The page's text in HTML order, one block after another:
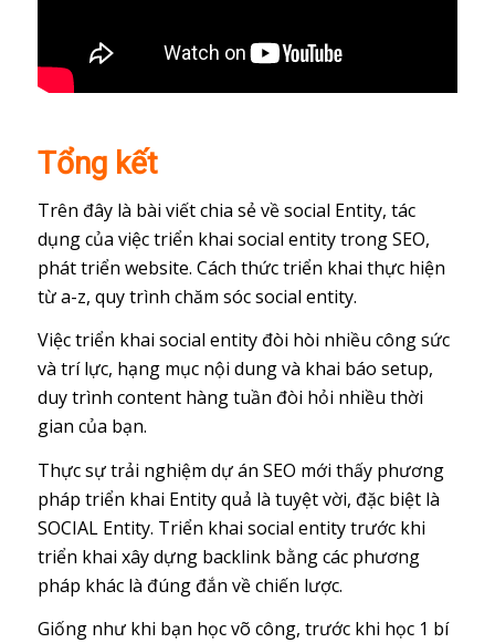
Tổng kết
Trên đây là bài viết chia sẻ về social Entity, tác
dụng của việc triển khai social entity trong SEO,
phát triển website. Cách thức triển khai thực hiện
từ a-z, quy trình chăm sóc social entity.
Việc triển khai social entity đòi hòi nhiều công sức
và trí lực, hạng mục nội dung và khai báo setup,
duy trình content hàng tuần đòi hỏi nhiều thời
gian của bạn.
Thực sự trải nghiệm dự án SEO mới thấy phương
pháp triển khai Entity quả là tuyệt vời, đặc biệt là
SOCIAL Entity. Triển khai social entity trước khi
triển khai xây dựng backlink bằng các phương
pháp khác là đúng đắn về chiến lược.
Giống như khi bạn học võ công, trước khi học 1 bí